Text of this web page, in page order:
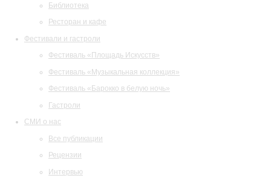
Библиотека
Ресторан и кафе
Фестивали и гастроли
Фестиваль «Площадь Искусств»
Фестиваль «Музыкальная коллекция»
Фестиваль «Барокко в белую ночь»
Гастроли
СМИ о нас
Все публикации
Рецензии
Интервью